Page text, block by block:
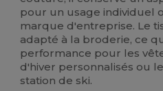
pour un usage individuel
marque d'entreprise. Le
adapté à la broderie, ce
performance pour les
d'hiver personnalisés ou
station de ski.